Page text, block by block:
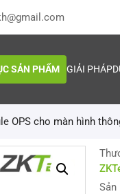
SẢN PHẨM GIẢI PHÁP
OPS cho màn hình
Sản